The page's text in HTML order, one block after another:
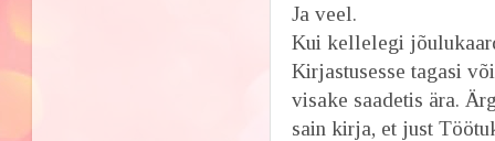
Ja veel.
Kui kellelegi
Kirjastusesse tagasi
visake saadetis ära.
sain kirja, et just